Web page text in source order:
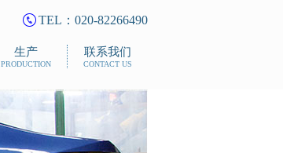
TEL：020-82266490
生产
PRODUCTION
联系我们
CONTACT US